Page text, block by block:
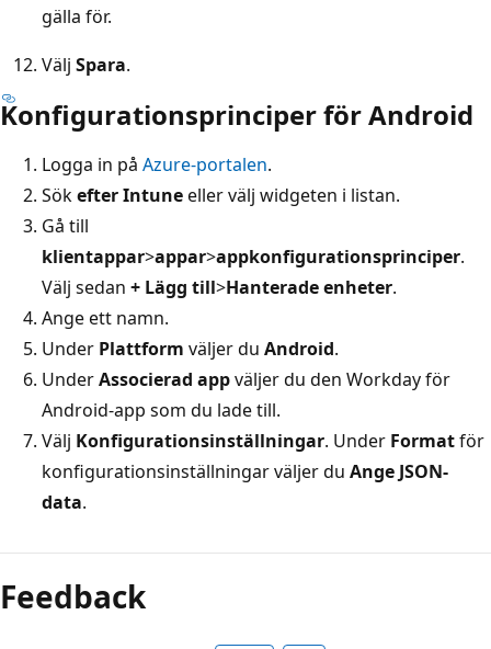
gälla för.
Välj Spara.
Konfigurationsprinciper för Android
Logga in på Azure-portalen.
Sökefter Intuneeller välj widgeten i listan.
Gå till
klientappar>appar>appkonfigurationsprinciper.
Välj sedan + Lägg till>Hanterade enheter.
Ange ett namn.
Under Plattform väljer du Android.
UnderAssocierad appväljer du den Workday för
Android-app som du lade till.
Välj Konfigurationsinställningar. Under Formatför
konfigurationsinställningar väljer du Ange JSON-
data.
Feedback